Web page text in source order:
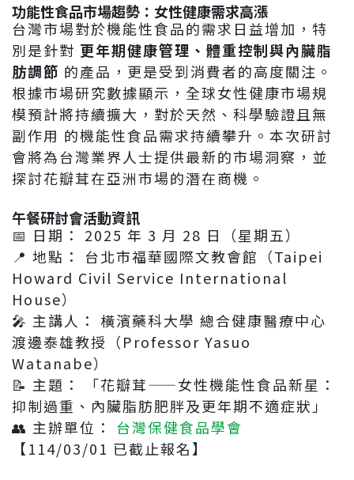
功能性食品市場趨勢：女性健康需求高漲
台灣市場對於機能性食品的需求日益增加，特
別是針對 更年期健康管理、體重控制與內臟脂
肪調節 的產品，更是受到消費者的高度關注。
根據市場研究數據顯示，全球女性健康市場規
模預計將持續擴大，對於天然、科學驗證且無
副作用 的機能性食品需求持續攀升。本次研討
會將為台灣業界人士提供最新的市場洞察，並
探討花瓣茸在亞洲市場的潛在商機。
午餐研討會活動資訊
📅 日期： 2025 年 3 月 28 日（星期五）
📍 地點： 台北市福華國際文教會館（Taipei
Howard Civil Service International
House）
🎤 主講人： 橫濱藥科大學 總合健康醫療中心
渡邊泰雄教授（Professor Yasuo
Watanabe）
📝 主題： 「花瓣茸——女性機能性食品新星：
抑制過重、內臟脂肪肥胖及更年期不適症狀」
👥 主辦單位： 台灣保健食品學會
【114/03/01 已截止報名】